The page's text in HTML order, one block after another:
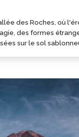
des Roches, où
des formes
sur le sol